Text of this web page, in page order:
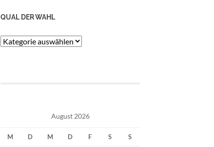
QUAL DER WAHL
Qual
August 2026
M D M D F S S